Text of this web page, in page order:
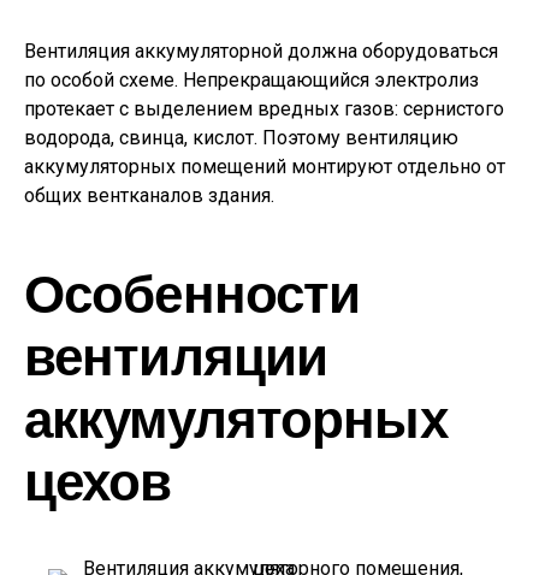
Вентиляция аккумуляторной должна оборудоваться
по особой схеме. Непрекращающийся электролиз
протекает с выделением вредных газов: сернистого
водорода, свинца, кислот. Поэтому вентиляцию
аккумуляторных помещений монтируют отдельно от
общих вентканалов здания.
Особенности
вентиляции
аккумуляторных
цехов